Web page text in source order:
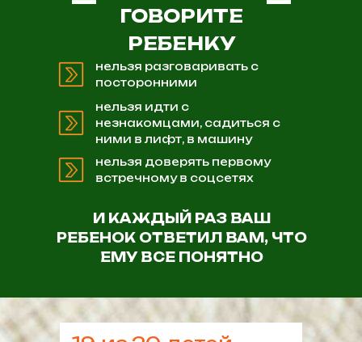
ГОВОРИТЕ
РЕБЕНКУ
нельзя разговаривать с
посторонними
нельзя идти с
незнакомцами, садиться с
ними в лифт, в машину
И КАЖДЫЙ РАЗ ВАШ
РЕБЕНОК ОТВЕТИЛ ВАМ, ЧТО
ЕМУ ВСЕ ПОНЯТНО
нельзя доверять первому
встречному в соцсетях